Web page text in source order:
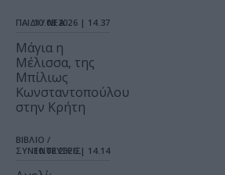
ΠΑΙΔΙ / ΝΕΑ
10.08.2026 | 14.37
Μάγια η
Μέλισσα, της
Μπίλιως
Κωνσταντοπούλου
στην Κρήτη
ΒΙΒΛΙΟ /
ΣΥΝΕΝΤΕΥΞΕΙΣ
10.08.2026 | 14.14